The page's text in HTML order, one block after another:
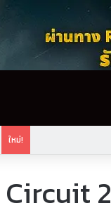
ใหม่!
2